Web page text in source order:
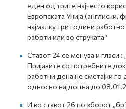
еден од трите најчесто
Европската Унија (англиски,
најмалку три години
работи или во струката“
Ставот 24 се менува и гласи
Пријавите со потребните
работни дена не сметајки го
односно најдоцна до
И во ставот 26 по зборот